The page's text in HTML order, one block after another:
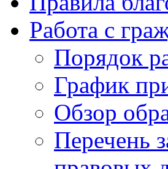
Работа с
Порядок
График
Обзор
Перечень